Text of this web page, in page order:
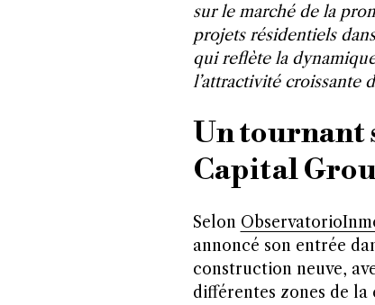
sur le marché de la
projets résidentiels
qui reflète la
l’attractivité croissante
Un tournant
Capital
Selon
annoncé son entrée
construction neuve,
différentes zones de